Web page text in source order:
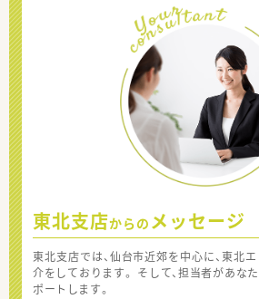
東北支店からの メッセージ
東北支店では、仙台市近郊を中心に、東北
介をしております。 そして、担当者があな
ポートします。